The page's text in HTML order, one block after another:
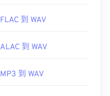
FLAC 到 WAV
ALAC 到 WAV
MP3 到 WAV